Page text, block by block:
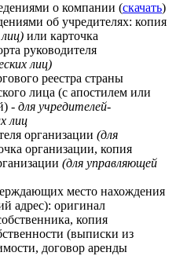
о компании (скачать)
об учредителях: копия
или карточка
руководителя
лиц)
реестра страны
лица (с апостилем или
- для учредителей-
лиц
организации (для
организации, копия
(для управляющей
место нахождения
адрес): оригинал
копия
(выписки из
договор аренды